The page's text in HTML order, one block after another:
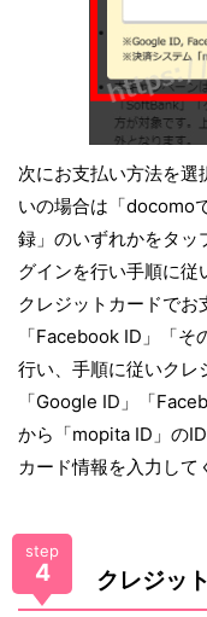
次にお支払い方法を
いの場合は「docomo
録」のいずれかをタッ
グインを行い手順に従
クレジットカードでお
「Facebook ID」「
行い、手順に従いクレ
「Google ID」「
から「mopita ID」の
カード情報を入力して
step
4 クレジッ